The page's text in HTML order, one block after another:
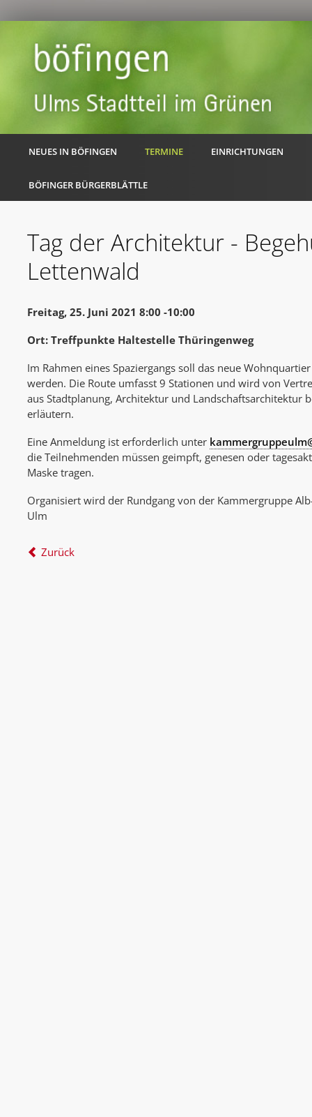
NEUES IN BÖFINGEN TERMINE EINRICHTUNGEN
BÖFINGER BÜRGERBLÄTTLE
Tag der Architektur -
Lettenwald
Freitag, 25. Juni 2021 8:00 -10:00
Ort: Treffpunkte Haltestelle Thüringenweg
Im Rahmen eines Spaziergangs soll das neue
werden. Die Route umfasst 9 Stationen und wird von
aus Stadtplanung, Architektur und Landschaftsarchitektur
erläutern.
Eine Anmeldung ist erforderlich unter
die Teilnehmenden müssen geimpft, genesen oder
Maske tragen.
Organisiert wird der Rundgang von der Kammergruppe
Ulm
Zurück